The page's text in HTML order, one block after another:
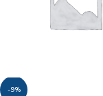
-9%